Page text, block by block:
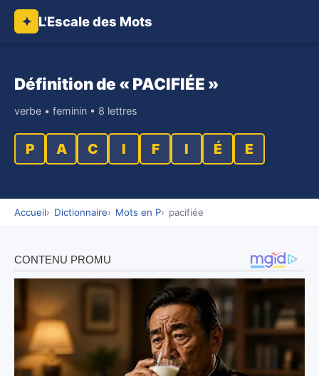
✦ L'Escale des Mots
Définition de « PACIFIÉE »
verbe • feminin • 8 lettres
P A C I F I É E
Accueil Dictionnaire Mots en P pacifiée